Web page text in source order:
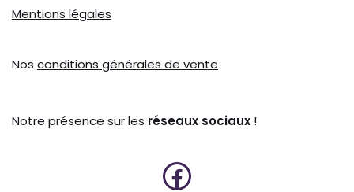
Mentions légales
Nos conditions générales de vente
Notre présence sur les réseaux sociaux !